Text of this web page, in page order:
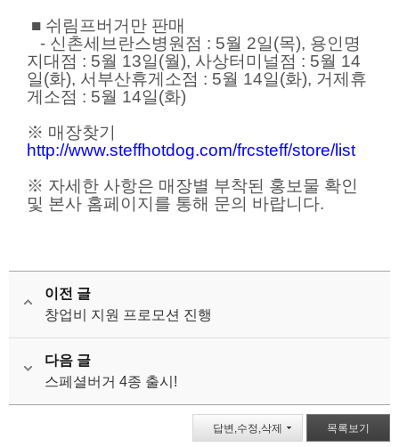
■ 쉬림프버거만 판매
- 신촌세브란스병원점 : 5월 2일(목), 용인명
지대점 : 5월 13일(월), 사상터미널점 : 5월 14
일(화), 서부산휴게소점 : 5월 14일(화), 거제휴
게소점 : 5월 14일(화)
※ 매장찾기
http://www.steffhotdog.com/frcsteff/store/list
※ 자세한 사항은 매장별 부착된 홍보물 확인
및 본사 홈페이지를 통해 문의 바랍니다.
이전 글
창업비 지원 프로모션 진행
다음 글
스페셜버거 4종 출시!
답변,수정,삭제 목록보기